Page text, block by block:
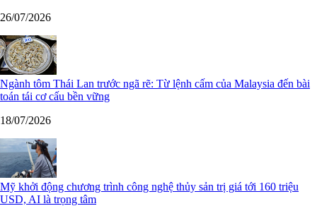
26/07/2026
Ngành tôm Thái Lan trước ngã rẽ: Từ lệnh cấm của Malaysia đến bài
toán tái cơ cấu bền vững
18/07/2026
Mỹ khởi động chương trình công nghệ thủy sản trị giá tới 160 triệu
USD, AI là trọng tâm